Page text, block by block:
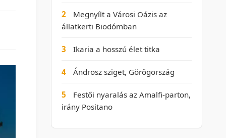
2
Megnyílt a Városi Oázis az
állatkerti Biodómban
3 Ikaria a hosszú élet titka
4 Ándrosz sziget, Görögország
5
Festői nyaralás az Amalfi-parton,
irány Positano